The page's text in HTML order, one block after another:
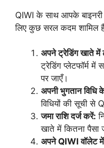
QIWI के साथ आपके
लिए कुछ सरल कदम शामिल
अपने ट्रेडिंग खाते में
ट्रेडिंग प्लेटफॉर्म में
पर जाएँ।
अपनी भुगतान
विधियों की सूची से
जमा राशि दर्ज करें:
खाते में कितना पैसा
अपने QIWI वॉलेट